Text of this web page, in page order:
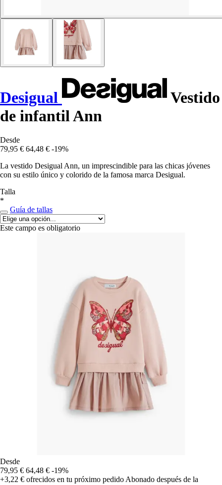
Desigual
Vestido
de infantil Ann
Desde
79,95 € 64,48 € -19%
La vestido Desigual Ann, un imprescindible para las chicas jóvenes
con su estilo único y colorido de la famosa marca Desigual.
Talla
*
Guía de tallas
Este campo es obligatorio
Desde
79,95 € 64,48 € -19%
+3,22 € ofrecidos en tu próximo pedido Abonado después de la